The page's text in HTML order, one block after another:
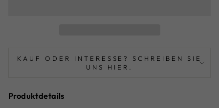
KAUF ODER INTERESSE? SCHREIBEN SIE
UNS HIER.
Produktdetails